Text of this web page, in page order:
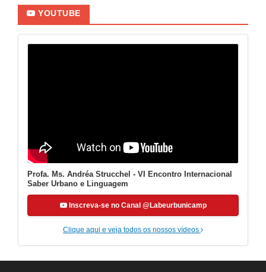
YOUTUBE
Profa. Ms. Andréa Strucchel - VI Encontro Internacional
Saber Urbano e Linguagem
Inscreva-se no Canal @Labeurbunicamp
Clique aqui e veja todos os nossos vídeos